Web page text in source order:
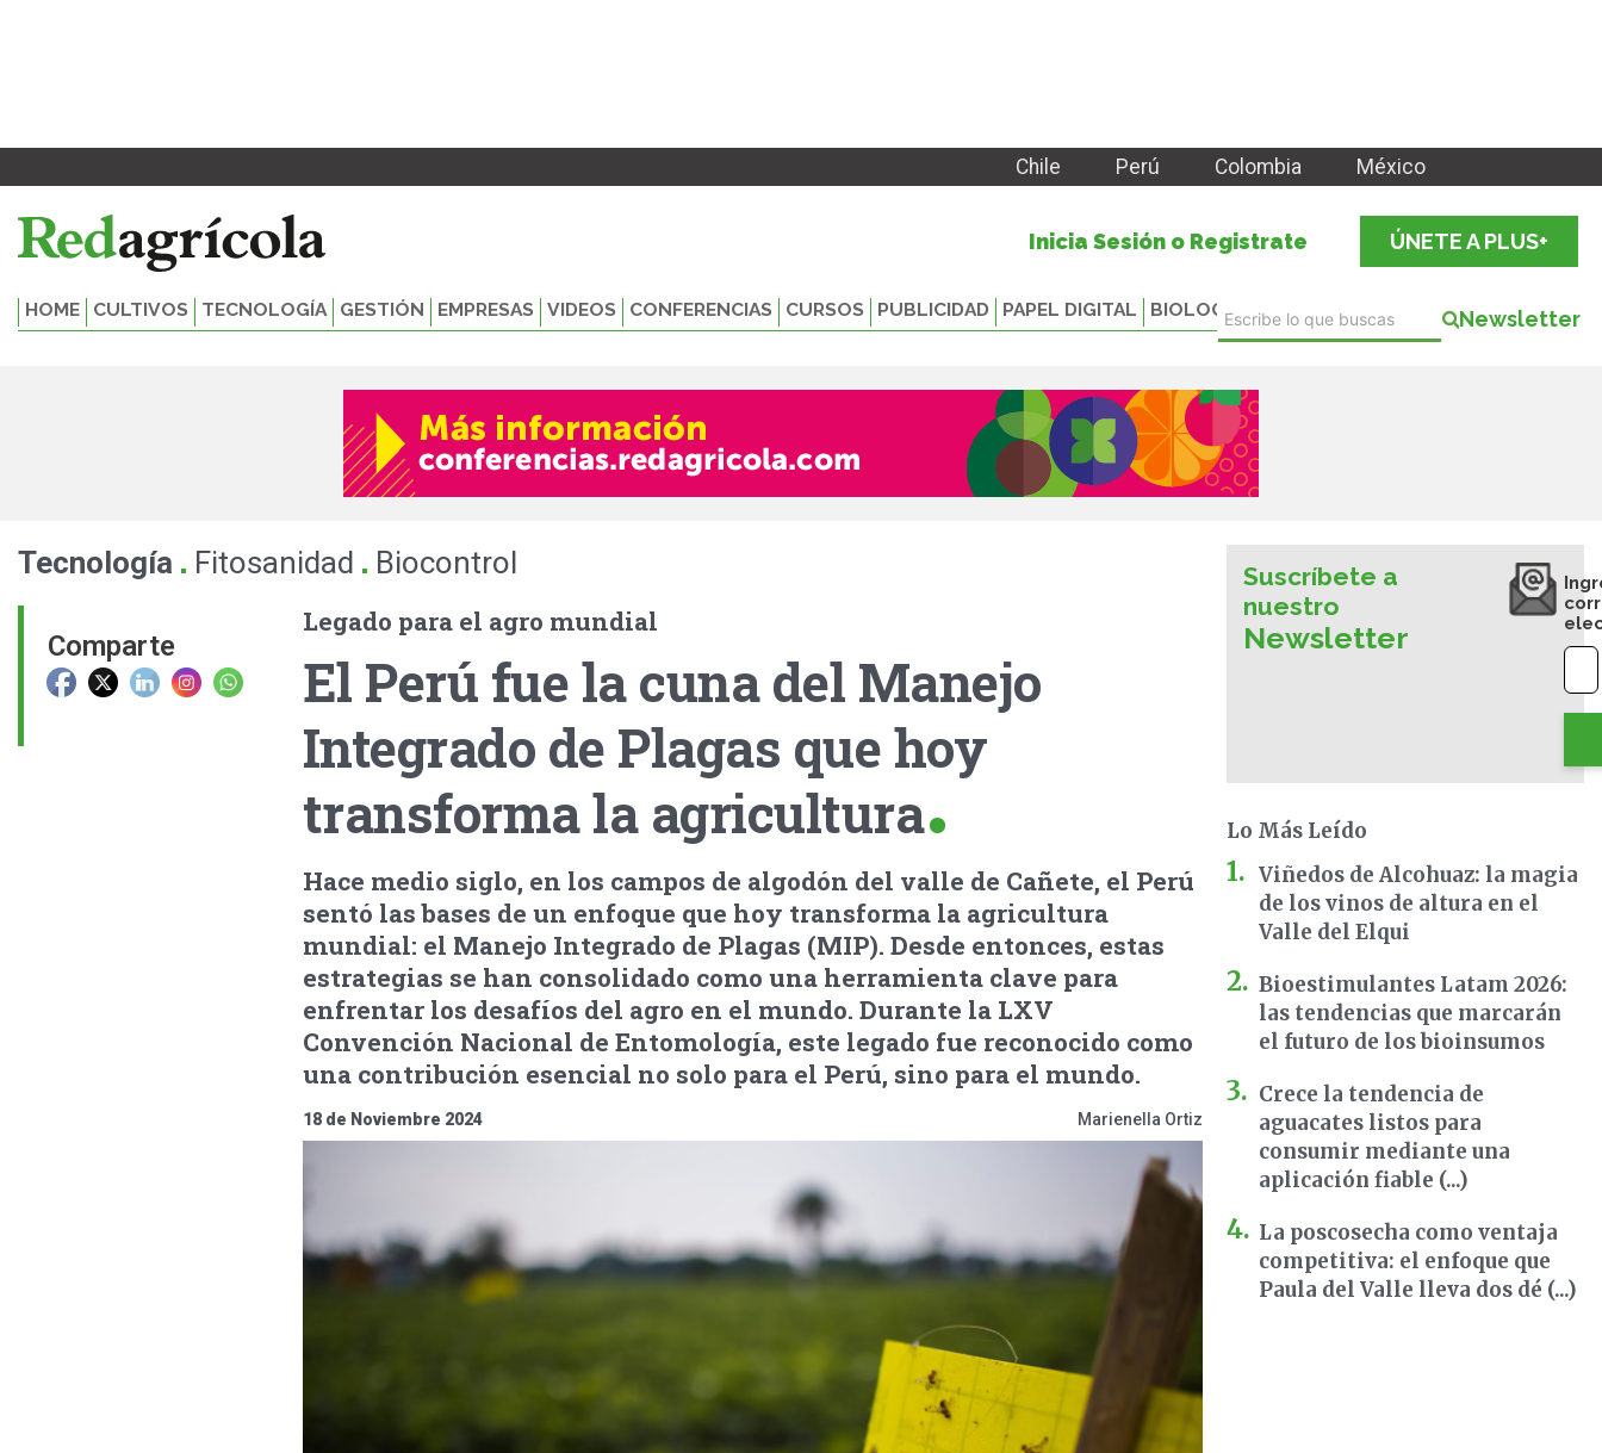
Chile Perú Colombia México
Inicia Sesión o Registrate ÚNETE A PLUS+
HOME CULTIVOS TECNOLOGÍA GESTIÓN EMPRESAS VIDEOS CONFERENCIAS CURSOS PUBLICIDAD PAPEL DIGITAL BIOLOGICALS Newsletter
Tecnología . Fitosanidad . Biocontrol
Comparte
Legado para el agro mundial
El Perú fue la cuna del Manejo
Integrado de Plagas que hoy
transforma la agricultura
Hace medio siglo, en los campos de algodón del valle de Cañete, el Perú
sentó las bases de un enfoque que hoy transforma la agricultura
mundial: el Manejo Integrado de Plagas (MIP). Desde entonces, estas
estrategias se han consolidado como una herramienta clave para
enfrentar los desafíos del agro en el mundo. Durante la LXV
Convención Nacional de Entomología, este legado fue reconocido como
una contribución esencial no solo para el Perú, sino para el mundo.
18 de Noviembre 2024 Marienella Ortiz
Suscríbete a
nuestro
Newsletter
Lo Más Leído
Viñedos de Alcohuaz: la magia
de los vinos de altura en el
Valle del Elqui
Bioestimulantes Latam 2026:
las tendencias que marcarán
el futuro de los bioinsumos
Crece la tendencia de
aguacates listos para
consumir mediante una
aplicación fiable (...)
La poscosecha como ventaja
competitiva: el enfoque que
Paula del Valle lleva dos dé (...)